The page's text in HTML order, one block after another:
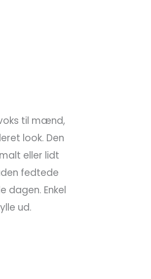
til mænd,
look. Den
eller lidt
fedtede
dagen. Enkel
ud.